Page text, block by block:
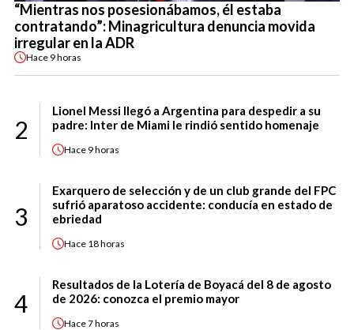
“Mientras nos posesionábamos, él estaba
contratando”: Minagricultura denuncia movida
irregular en la ADR
Hace 9 horas
2
Lionel Messi llegó a Argentina para despedir a su
padre: Inter de Miami le rindió sentido homenaje
Hace 9 horas
3
Exarquero de selección y de un club grande del FPC
sufrió aparatoso accidente: conducía en estado de
ebriedad
Hace 18 horas
4
Resultados de la Lotería de Boyacá del 8 de agosto
de 2026: conozca el premio mayor
Hace7 horas